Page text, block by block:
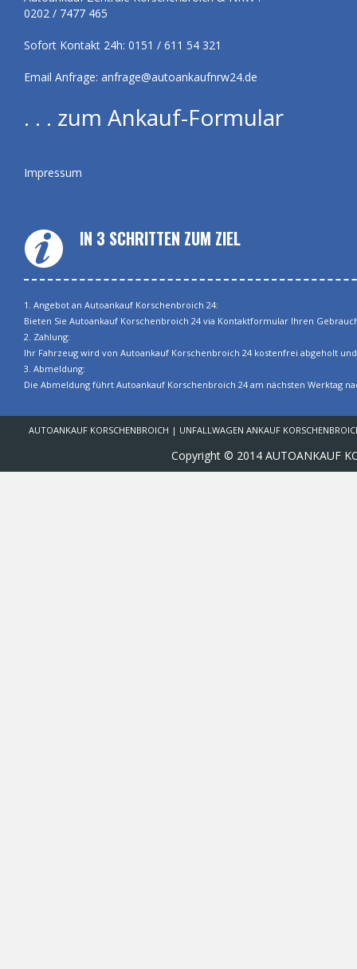
0202 / 7477 465
Sofort Kontakt 24h: 0151 / 611 54 321
Email Anfrage: anfrage@autoankaufnrw24.de
. . . zum Ankauf-Formular
Impressum
IN 3 SCHRITTEN ZUM ZIEL
1. Angebot an Autoankauf Korschenbroich 24:
Bieten Sie Autoankauf Korschenbroich 24 via Kontaktformular Ihren
2. Zahlung:
Ihr Fahrzeug wird von Autoankauf Korschenbroich 24 kostenfrei abgeholt
3. Abmeldung:
Die Abmeldung führt Autoankauf Korschenbroich 24 am nächsten Werktag
AUTOANKAUF KORSCHENBROICH | UNFALLWAGEN ANKAUF
Copyright © 2014 AUTOANKAUF